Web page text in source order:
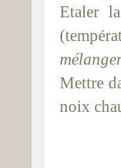
Etaler
Mettre
noix